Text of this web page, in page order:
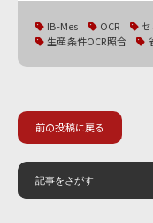
IB-Mes OCR
生産条件OCR照合
前の投稿に戻る